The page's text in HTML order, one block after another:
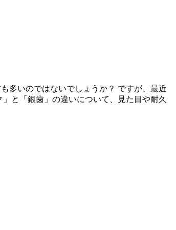
多いのではないでしょうか？ ですが、最近
と「銀歯」の違いについて、見た目や耐久